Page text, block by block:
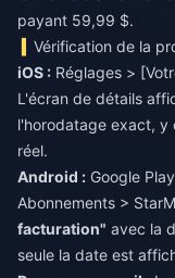
payant 59,99 $.
Vérification de la
iOS : Réglages >
L'écran de détails
l'horodatage exact, y
réel.
Android : Google
Abonnements >
facturation" avec la
seule la date est